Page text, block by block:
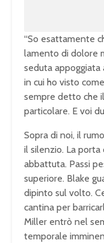
“So esattamente
lamento di dolore
seduta appoggiata
in cui ho visto
sempre detto che
particolare. E voi
Sopra di noi, il
il silenzio. La porta
abbattuta. Passi
superiore. Blake
dipinto sul volto.
cantina per
Miller entrò nel
temporale